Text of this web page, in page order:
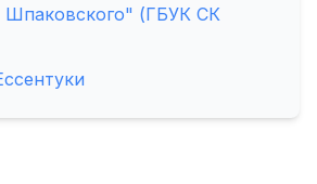
Шпаковского" (ГБУК СК